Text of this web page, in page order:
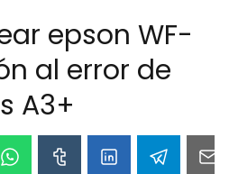
epson WF-
al error de
A3+